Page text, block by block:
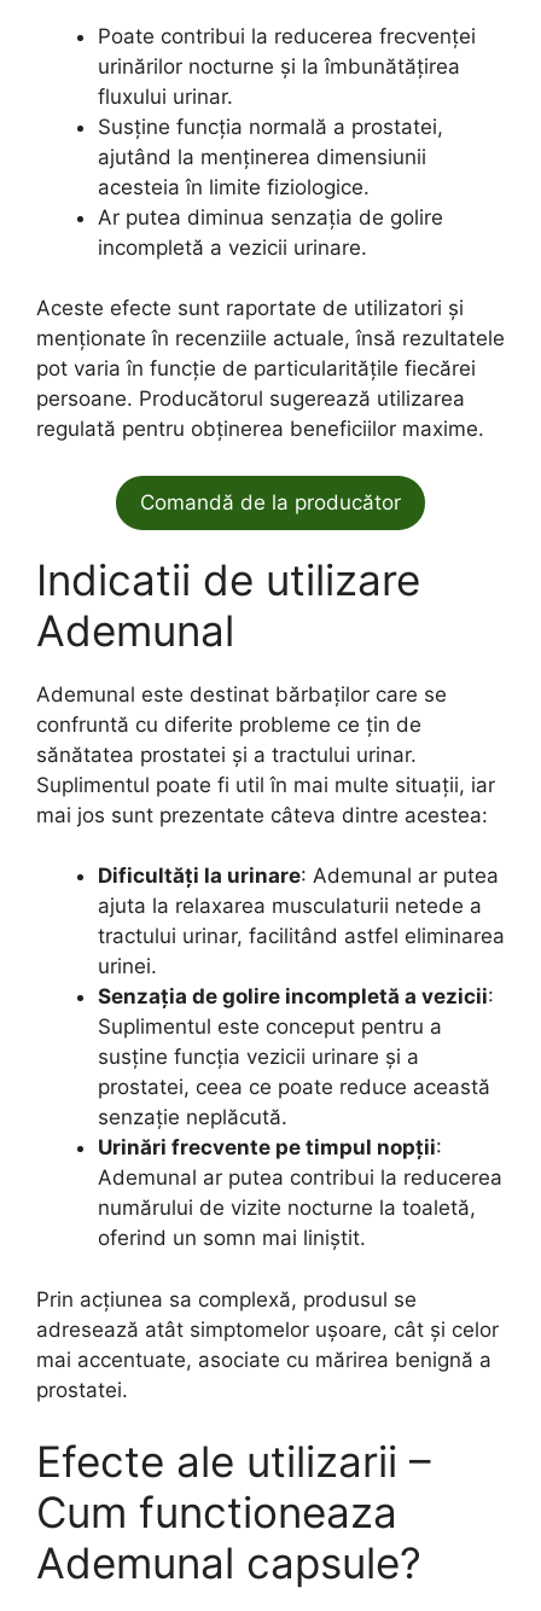
Poate contribui la reducerea frecvenței
urinărilor nocturne și la îmbunătățirea
fluxului urinar.
Susține funcția normală a prostatei,
ajutând la menținerea dimensiunii
acesteia în limite fiziologice.
Ar putea diminua senzația de golire
incompletă a vezicii urinare.
Aceste efecte sunt raportate de utilizatori și
menționate în recenziile actuale, însă rezultatele
pot varia în funcție de particularitățile fiecărei
persoane. Producătorul sugerează utilizarea
regulată pentru obținerea beneficiilor maxime.
Comandă de la producător
Indicatii de utilizare
Ademunal
Ademunal este destinat bărbaților care se
confruntă cu diferite probleme ce țin de
sănătatea prostatei și a tractului urinar.
Suplimentul poate fi util în mai multe situații, iar
mai jos sunt prezentate câteva dintre acestea:
Dificultăți la urinare: Ademunal ar putea
ajuta la relaxarea musculaturii netede a
tractului urinar, facilitând astfel eliminarea
urinei.
Senzația de golire incompletă a vezicii:
Suplimentul este conceput pentru a
susține funcția vezicii urinare și a
prostatei, ceea ce poate reduce această
senzație neplăcută.
Urinări frecvente pe timpul nopții:
Ademunal ar putea contribui la reducerea
numărului de vizite nocturne la toaletă,
oferind un somn mai liniștit.
Prin acțiunea sa complexă, produsul se
adresează atât simptomelor ușoare, cât și celor
mai accentuate, asociate cu mărirea benignă a
prostatei.
Efecte ale utilizarii –
Cum functioneaza
Ademunal capsule?